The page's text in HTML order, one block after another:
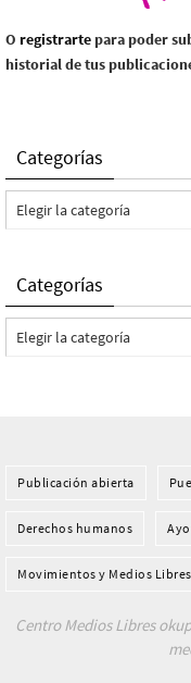
O registrarte para poder
historial de tus
Categorías
Categorías
Categorías
Categorías
Publicación abierta
Derechos humanos
Movimientos y Medios
Centro Medios Libres